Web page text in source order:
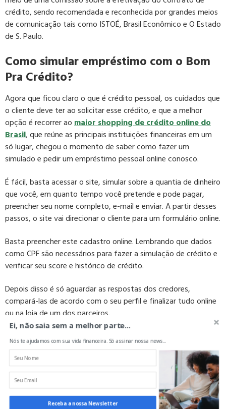
crédito, sendo recomendada e reconhecida por grandes meios
de comunicação tais como ISTOÉ, Brasil Econômico e O Estado
de S. Paulo.
Como simular empréstimo com o Bom
Pra Crédito?
Agora que ficou claro o que é crédito pessoal, os cuidados que
o cliente deve ter ao solicitar esse crédito, e que a melhor
opção é recorrer aomaior shopping de crédito online do
Brasil, que reúne as principais instituições financeiras em um
só lugar, chegou o momento de saber como fazer um
simulado e pedir um empréstimo pessoal online conosco.
É fácil, basta acessar o site, simular sobre a quantia de dinheiro
que você, em quanto tempo você pretende e pode pagar,
preencher seu nome completo, e-mail e enviar. A partir desses
passos, o site vai direcionar o cliente para um formulário online.
Basta preencher este cadastro online. Lembrando que dados
como CPF são necessários para fazer a simulação de crédito e
verificar seu score e histórico de crédito.
Depois disso é só aguardar as respostas dos credores,
compará-las de acordo com o seu perfil e finalizar tudo online
ou na loja de um dos parceiros.
Descubra já suas opções de crédito para realizar aquilo que
você precisa:
Ei, não saia sem a melhor parte...
Nós te ajudamos com sua vida financeira. Só assinar nossa news...
Receba a nossa Newsletter